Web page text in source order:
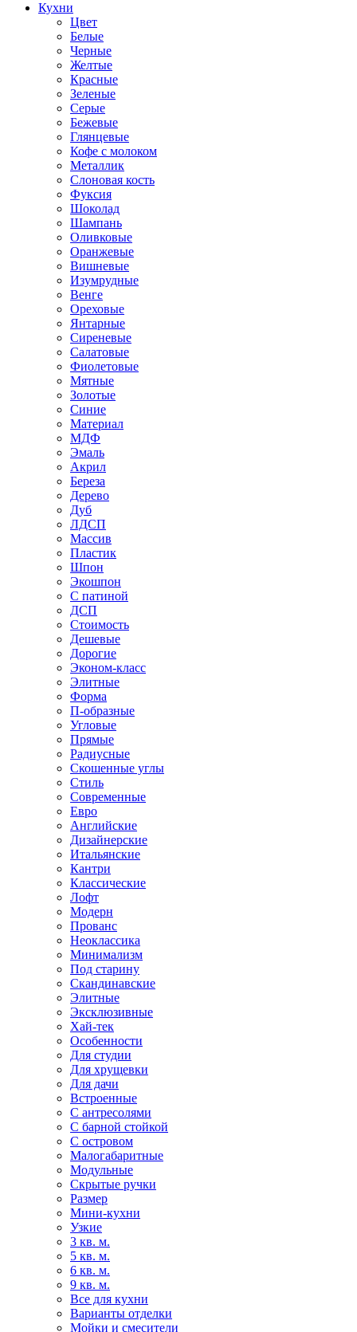
Кухни
Цвет
Белые
Черные
Желтые
Красные
Зеленые
Серые
Бежевые
Глянцевые
Кофе с молоком
Металлик
Слоновая кость
Фуксия
Шоколад
Шампань
Оливковые
Оранжевые
Вишневые
Изумрудные
Венге
Ореховые
Янтарные
Сиреневые
Салатовые
Фиолетовые
Мятные
Золотые
Синие
Материал
МДФ
Эмаль
Акрил
Береза
Дерево
Дуб
ЛДСП
Массив
Пластик
Шпон
Экошпон
С патиной
ДСП
Стоимость
Дешевые
Дорогие
Эконом-класс
Элитные
Форма
П-образные
Угловые
Прямые
Радиусные
Скошенные углы
Стиль
Современные
Евро
Английские
Дизайнерские
Итальянские
Кантри
Классические
Лофт
Модерн
Прованс
Неоклассика
Минимализм
Под старину
Скандинавские
Элитные
Эксклюзивные
Хай-тек
Особенности
Для студии
Для хрущевки
Для дачи
Встроенные
С антресолями
С барной стойкой
С островом
Малогабаритные
Модульные
Скрытые ручки
Размер
Мини-кухни
Узкие
3 кв. м.
5 кв. м.
6 кв. м.
9 кв. м.
Все для кухни
Варианты отделки
Мойки и смесители